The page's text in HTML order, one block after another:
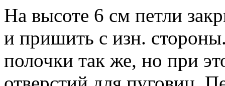
На высоте 6 см петли
и пришить с изн.
полочки так же, но при